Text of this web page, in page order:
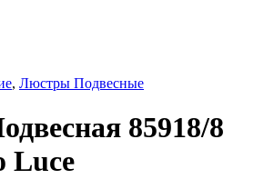
, Люстры Подвесные
85918/8
Luce